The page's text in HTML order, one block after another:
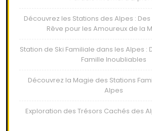
Découvrez les Stations des Alpes :
Rêve pour les Amoureux de la
Station de Ski Familiale dans les Alpes :
Famille Inoubliables
Découvrez la Magie des Stations
Alpes
Exploration des Trésors Cachés des